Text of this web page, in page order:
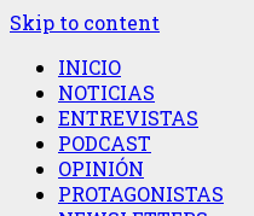
Skip to content
INICIO
NOTICIAS
ENTREVISTAS
PODCAST
OPINIÓN
PROTAGONISTAS